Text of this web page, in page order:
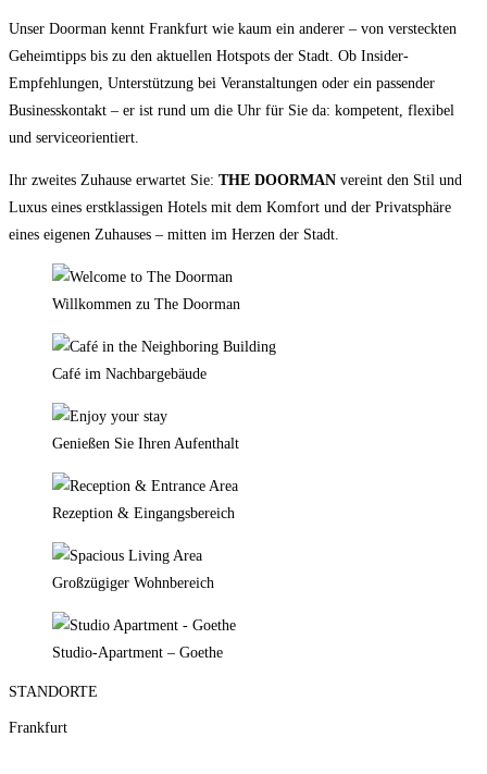
Unser Doorman kennt Frankfurt wie kaum ein anderer – von versteckten
Geheimtipps bis zu den aktuellen Hotspots der Stadt. Ob Insider-
Empfehlungen, Unterstützung bei Veranstaltungen oder ein passender
Businesskontakt – er ist rund um die Uhr für Sie da: kompetent, flexibel
und serviceorientiert.
Ihr zweites Zuhause erwartet Sie: THE DOORMAN vereint den Stil und
Luxus eines erstklassigen Hotels mit dem Komfort und der Privatsphäre
eines eigenen Zuhauses – mitten im Herzen der Stadt.
Willkommen zu The Doorman
Café im Nachbargebäude
Genießen Sie Ihren Aufenthalt
Rezeption & Eingangsbereich
Großzügiger Wohnbereich
Studio-Apartment – Goethe
STANDORTE
Frankfurt